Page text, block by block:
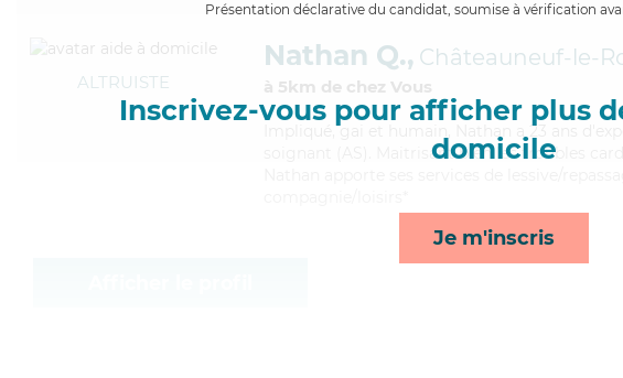
Présentation déclarative du candidat, soumise à vérification
Inscrivez-vous pour afficher plus
domicile
Je m'inscris
ALTRUISTE
Nathan Q., Châteauneuf-le-
à 5km de chez Vous
, gai et humain, Nathan a 23 ans
soignant (AS). Maitrisant bien les troubles